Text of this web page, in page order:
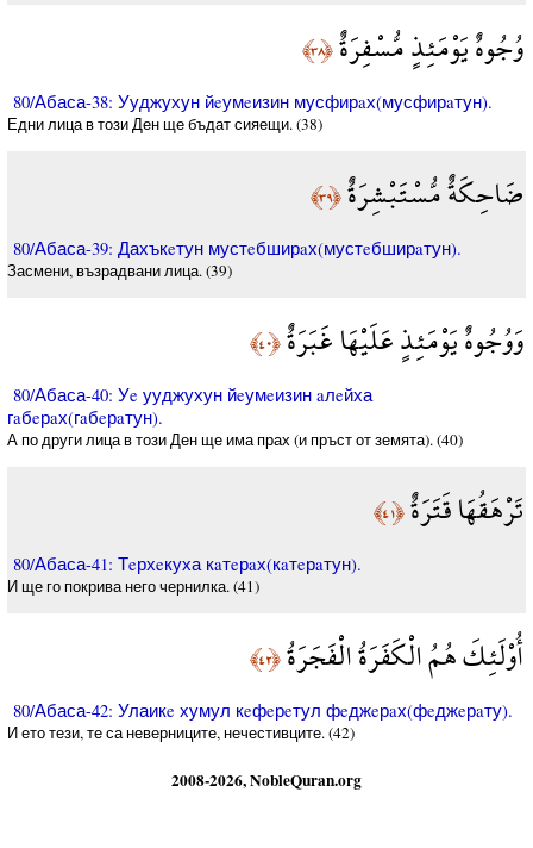
وُجُوهٌ يَوْمَئِذٍ مُّسْفِرَةٌ﴿٣٨﴾
80/Абаса-38: Ууджухун йeумeизин мусфирaх(мусфирaтун).
Едни лица в този Ден ще бъдат сияещи. (38)
ضَاحِكَةٌ مُّسْتَبْشِرَةٌ﴿٣٩﴾
80/Абаса-39: Дахъкeтун мустeбширaх(мустeбширaтун).
Засмени, възрадвани лица. (39)
وَوُجُوهٌ يَوْمَئِذٍ عَلَيْهَا غَبَرَةٌ﴿٤٠﴾
80/Абаса-40: Уe ууджухун йeумeизин aлeйха
гaбeрaх(гaбeрaтун).
А по други лица в този Ден ще има прах (и пръст от земята). (40)
تَرْهَقُهَا قَتَرَةٌ﴿٤١﴾
80/Абаса-41: Тeрхeкуха кaтeрaх(кaтeрaтун).
И ще го покрива него чернилка. (41)
أُوْلَئِكَ هُمُ الْكَفَرَةُ الْفَجَرَةُ﴿٤٢﴾
80/Абаса-42: Улаикe хумул кeфeрeтул фeджeрaх(фeджeрaту).
И ето тези, те са неверниците, нечестивците. (42)
2008-2026, NobleQuran.org